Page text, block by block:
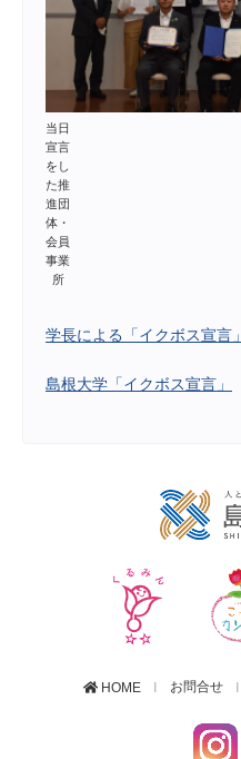
当日
宣言
をし
た推
進団
体・
会員
事業
所
学長による「イクボス宣言」
島根大学「イクボス宣言」
HOME お問合せ